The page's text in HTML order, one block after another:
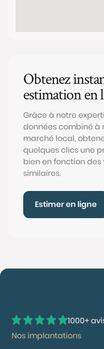
Obtenez
estimation en
Grâce à notre
données combiné à
marché local,
quelques clics une
bien en fonction
similaires.
Estimer en ligne
1000+
Nos implantations